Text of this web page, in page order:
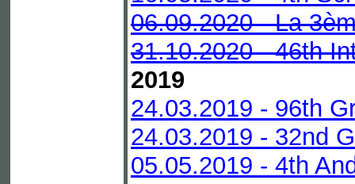
06.09.2020 - La
31.10.2020 - 46th
2019
24.03.2019 - 96th
24.03.2019 - 32nd
05.05.2019 - 4th